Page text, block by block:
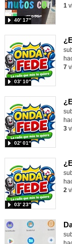
40′ 17″
1
03′ 10″
7
02′ 01″
3
03′ 23″
2